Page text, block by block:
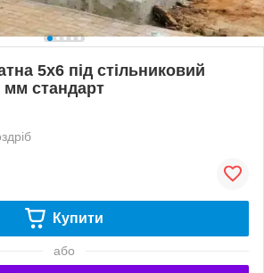
5х6 під стільниковий
мм стандарт
Купити
або